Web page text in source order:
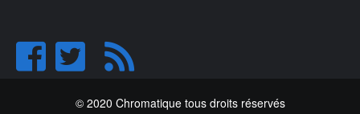
© 2020 Chromatique tous droits réservés